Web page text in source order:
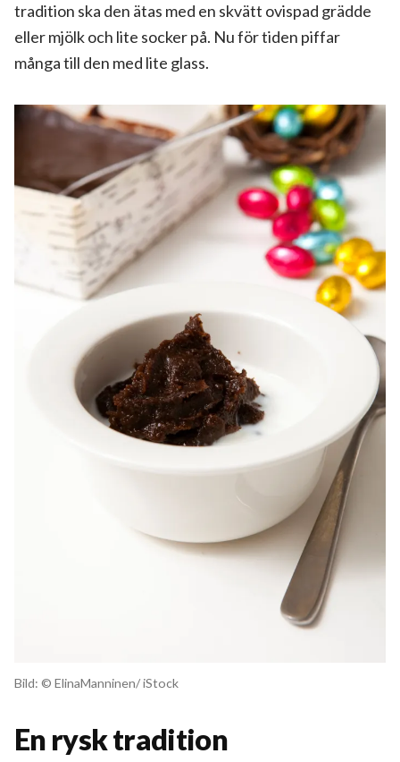
tradition ska den ätas med en skvätt ovispad grädde
eller mjölk och lite socker på. Nu för tiden piffar
många till den med lite glass.
Bild: © ElinaManninen/ iStock
En rysk tradition